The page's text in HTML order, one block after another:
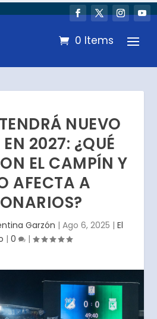
0 Items
NUEVO
2027: ¿QUÉ
EL CAMPÍN Y
AFECTA A
Garzón | Ago 6, 2025 | El
| 0 |